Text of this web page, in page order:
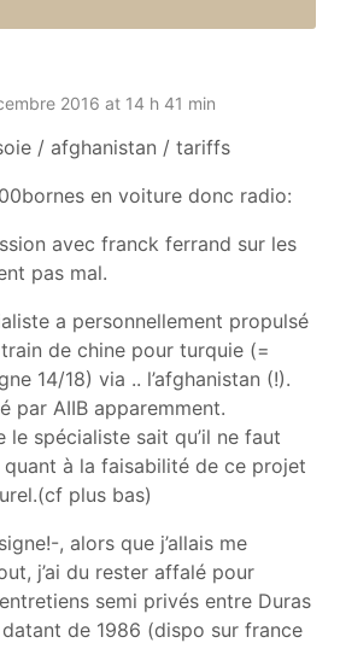
2016 at 14 h 41 min
/ afghanistan / tariffs
en voiture donc radio:
avec franck ferrand sur les
pas mal.
a personnellement propulsé
de chine pour turquie (=
14/18) via .. l’afghanistan (!).
par AIIB apparemment.
le spécialiste sait qu’il ne faut
à la faisabilité de ce projet
plus bas)
, alors que j’allais me
j’ai du rester affalé pour
semi privés entre Duras
de 1986 (dispo sur france